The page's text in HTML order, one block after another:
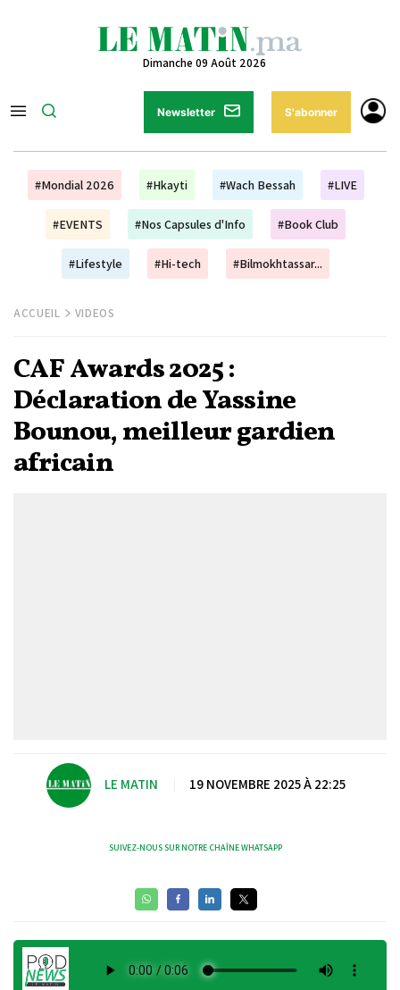
Dimanche 09 Août 2026
Newsletter S'abonner
#Mondial 2026 #Hkayti #Wach Bessah #LIVE
#EVENTS #Nos Capsules d'Info #Book Club
#Lifestyle #Hi-tech #Bilmokhtassar...
ACCUEIL VIDEOS
CAF Awards 2025 :
Déclaration de Yassine
Bounou, meilleur gardien
africain
LE MATIN 19 NOVEMBRE 2025 À 22:25
SUIVEZ-NOUS SUR NOTRE CHAÎNE WHATSAPP